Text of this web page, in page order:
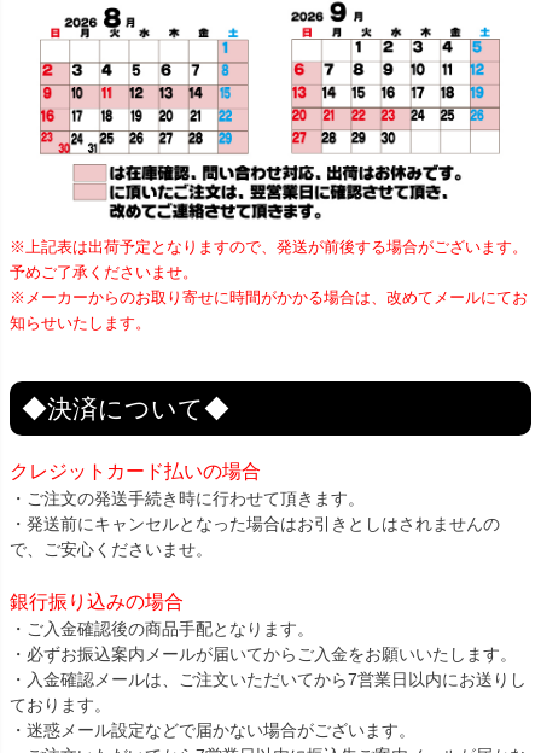
※上記表は出荷予定となりますので、発送が前後する場合がございます。
予めご了承くださいませ。
※メーカーからのお取り寄せに時間がかかる場合は、改めてメールにてお
知らせいたします。
◆決済について◆
クレジットカード払いの場合
・ご注文の発送手続き時に行わせて頂きます。
・発送前にキャンセルとなった場合はお引きとしはされませんの
で、ご安心くださいませ。
銀行振り込みの場合
・ご入金確認後の商品手配となります。
・必ずお振込案内メールが届いてからご入金をお願いいたします。
・入金確認メールは、ご注文いただいてから7営業日以内にお送りし
ております。
・迷惑メール設定などで届かない場合がございます。